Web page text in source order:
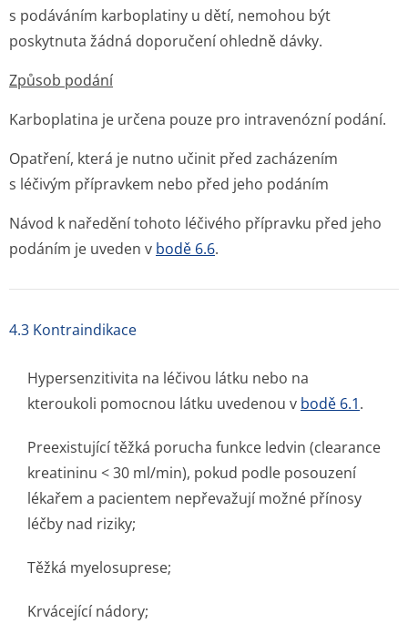
s podáváním karboplatiny u dětí, nemohou být
poskytnuta žádná doporučení ohledně dávky.
Způsob podání
Karboplatina je určena pouze pro intravenózní podání.
Opatření, která je nutno učinit před zacházením
s léčivým přípravkem nebo před jeho podáním
Návod k naředění tohoto léčivého přípravku před jeho
podáním je uveden v bodě 6.6.
4.3 Kontraindikace
Hypersenzitivita na léčivou látku nebo na
kteroukoli pomocnou látku uvedenou v bodě 6.1.
Preexistující těžká porucha funkce ledvin (clearance
kreatininu < 30 ml/min), pokud podle posouzení
lékařem a pacientem nepřevažují možné přínosy
léčby nad riziky;
Těžká myelosuprese;
Krvácející nádory;